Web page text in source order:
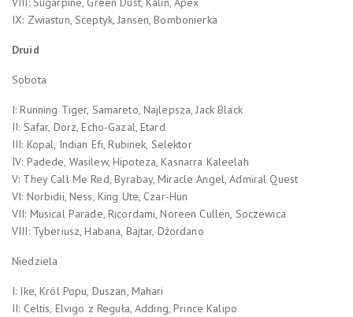
IX: Zwiastun, Sceptyk, Jansen, Bombonierka
Druid
Sobota
I: Running Tiger, Samareto, Najlepsza, Jack Black
II: Safar, Dorz, Echo-Gazal, Etard
III: Kopal, Indian Efi, Rubinek, Selektor
IV: Padede, Wasilew, Hipoteza, Kasnarra Kaleelah
V: They Call Me Red, Byrabay, Miracle Angel, Admiral Quest
VI: Norbidii, Ness, King Ute, Czar-Hun
VII: Musical Parade, Ricordami, Noreen Cullen, Soczewica
VIII: Tyberiusz, Habana, Bajtar, Dżordano
Niedziela
I: Ike, Król Popu, Duszan, Mahari
II: Celtis, Elvigo z Reguła, Adding, Prince Kalipo